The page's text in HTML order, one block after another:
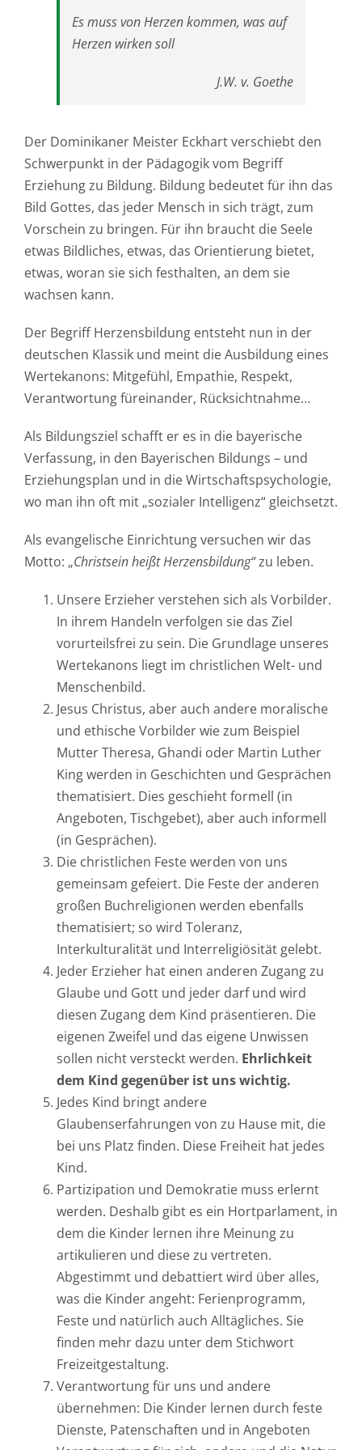
Es muss von Herzen kommen, was auf
Herzen wirken soll
J.W. v. Goethe
Der Dominikaner Meister Eckhart verschiebt den
Schwerpunkt in der Pädagogik vom Begriff
Erziehung zu Bildung. Bildung bedeutet für ihn das
Bild Gottes, das jeder Mensch in sich trägt, zum
Vorschein zu bringen. Für ihn braucht die Seele
etwas Bildliches, etwas, das Orientierung bietet,
etwas, woran sie sich festhalten, an dem sie
wachsen kann.
Der Begriff Herzensbildung entsteht nun in der
deutschen Klassik und meint die Ausbildung eines
Wertekanons: Mitgefühl, Empathie, Respekt,
Verantwortung füreinander, Rücksichtnahme…
Als Bildungsziel schafft er es in die bayerische
Verfassung, in den Bayerischen Bildungs – und
Erziehungsplan und in die Wirtschaftspsychologie,
wo man ihn oft mit „sozialer Intelligenz“ gleichsetzt.
Als evangelische Einrichtung versuchen wir das
Motto: „Christsein heißt Herzensbildung“zu leben.
Unsere Erzieher verstehen sich als Vorbilder.
In ihrem Handeln verfolgen sie das Ziel
vorurteilsfrei zu sein. Die Grundlage unseres
Wertekanons liegt im christlichen Welt- und
Menschenbild.
Jesus Christus, aber auch andere moralische
und ethische Vorbilder wie zum Beispiel
Mutter Theresa, Ghandi oder Martin Luther
King werden in Geschichten und Gesprächen
thematisiert. Dies geschieht formell (in
Angeboten, Tischgebet), aber auch informell
(in Gesprächen).
Die christlichen Feste werden von uns
gemeinsam gefeiert. Die Feste der anderen
großen Buchreligionen werden ebenfalls
thematisiert; so wird Toleranz,
Interkulturalität und Interreligiösität gelebt.
Jeder Erzieher hat einen anderen Zugang zu
Glaube und Gott und jeder darf und wird
diesen Zugang dem Kind präsentieren. Die
eigenen Zweifel und das eigene Unwissen
sollen nicht versteckt werden. Ehrlichkeit
dem Kind gegenüber ist uns wichtig.
Jedes Kind bringt andere
Glaubenserfahrungen von zu Hause mit, die
bei uns Platz finden. Diese Freiheit hat jedes
Kind.
Partizipation und Demokratie muss erlernt
werden. Deshalb gibt es ein Hortparlament, in
dem die Kinder lernen ihre Meinung zu
artikulieren und diese zu vertreten.
Abgestimmt und debattiert wird über alles,
was die Kinder angeht: Ferienprogramm,
Feste und natürlich auch Alltägliches. Sie
finden mehr dazu unter dem Stichwort
Freizeitgestaltung.
Verantwortung für uns und andere
übernehmen: Die Kinder lernen durch feste
Dienste, Patenschaften und in Angeboten